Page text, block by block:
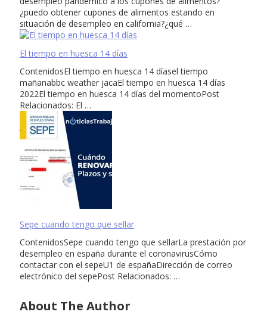
¿puedo obtener cupones de alimentos estando en
situación de desempleo en california?¿qué …
El tiempo en huesca 14 días
ContenidosEl tiempo en huesca 14 díasel tiempo
mañanabbc weather jacaEl tiempo en huesca 14 días
2022El tiempo en huesca 14 días del momentoPost
Relacionados: El …
Sepe cuando tengo que sellar
ContenidosSepe cuando tengo que sellarLa prestación por
desempleo en españa durante el coronavirusCómo
contactar con el sepeU1 de españaDirección de correo
electrónico del sepePost Relacionados: …
About The Author